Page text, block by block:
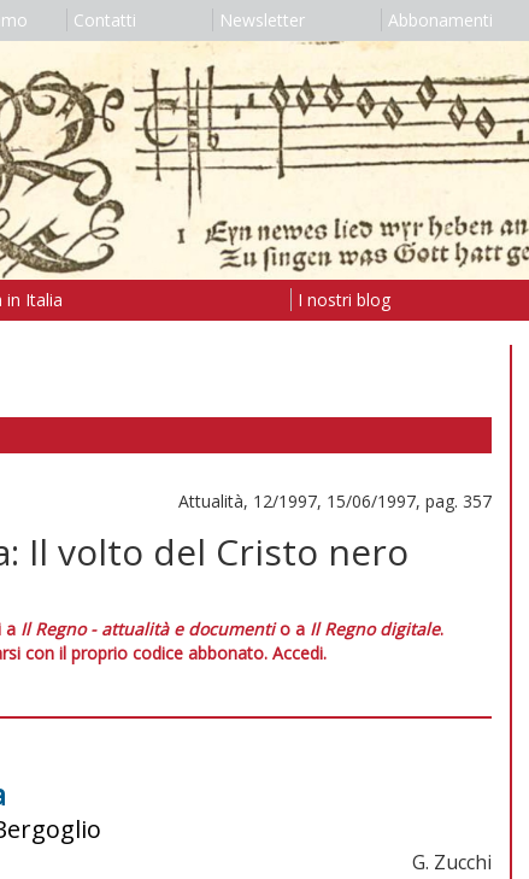
Contatti Newsletter Abbonamenti
in Italia I nostri blog
Attualità, 12/1997, 15/06/1997, pag. 357
Il volto del Cristo nero
a Il Regno - attualità e documentio a Il Regno digitale.
con il proprio codice abbonato. Accedi.
G. Zucchi